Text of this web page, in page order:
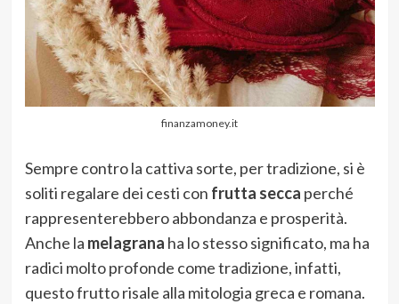
finanzamoney.it
Sempre contro la cattiva sorte, per tradizione, si è
soliti regalare dei cesti con frutta secca perché
rappresenterebbero abbondanza e prosperità.
Anche la melagrana ha lo stesso significato, ma ha
radici molto profonde come tradizione, infatti,
questo frutto risale alla mitologia greca e romana.